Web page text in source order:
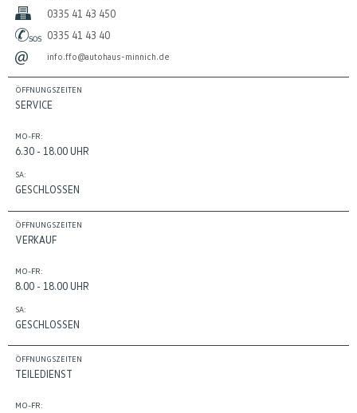
0335 41 43 450
0335 41 43 40
info.ffo@autohaus-minnich.de
ÖFFNUNGSZEITEN
SERVICE
MO-FR:
6.30 - 18.00 UHR
SA:
GESCHLOSSEN
ÖFFNUNGSZEITEN
VERKAUF
MO-FR:
8.00 - 18.00 UHR
SA:
GESCHLOSSEN
ÖFFNUNGSZEITEN
TEILEDIENST
MO-FR: